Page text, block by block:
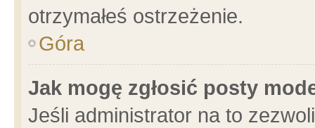
otrzymałeś ostrzeżenie.
Góra
Jak mogę zgłosić posty
Jeśli administrator na to